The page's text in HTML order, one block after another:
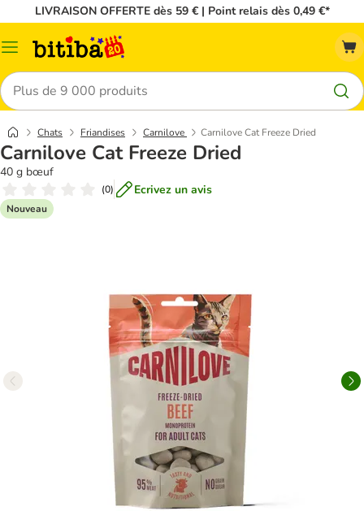
LIVRAISON OFFERTE dès 59 € | Point relais dès 0,49 €*
Menu
Rechercher
Chats Friandises Carnilove Carnilove Cat Freeze Dried
Carnilove Cat Freeze Dried
40 g bœuf
(0) Ecrivez un avis
Nouveau